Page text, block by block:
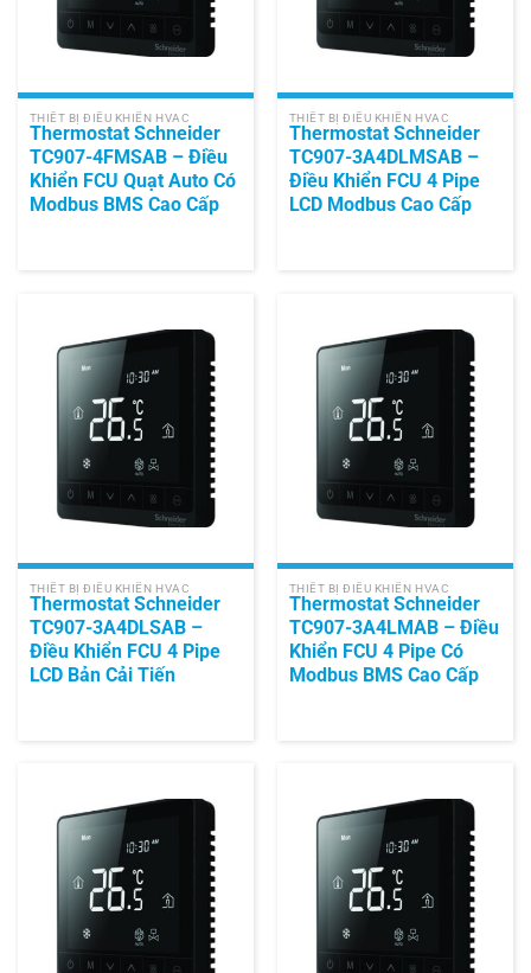
THIẾT BỊ ĐIỀU KHIỂN HVAC
Thermostat Schneider
TC907-4FMSAB – Điều
Khiển FCU Quạt Auto Có
Modbus BMS Cao Cấp
THIẾT BỊ ĐIỀU KHIỂN HVAC
Thermostat Schneider
TC907-3A4DLMSAB –
Điều Khiển FCU 4 Pipe
LCD Modbus Cao Cấp
THIẾT BỊ ĐIỀU KHIỂN HVAC
Thermostat Schneider
TC907-3A4DLSAB –
Điều Khiển FCU 4 Pipe
LCD Bản Cải Tiến
THIẾT BỊ ĐIỀU KHIỂN HVAC
Thermostat Schneider
TC907-3A4LMAB – Điều
Khiển FCU 4 Pipe Có
Modbus BMS Cao Cấp